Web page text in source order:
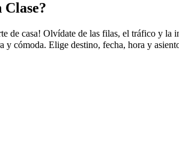
de casa! Olvídate de las filas, el tráfico y
cómoda. Elige destino, fecha, hora y